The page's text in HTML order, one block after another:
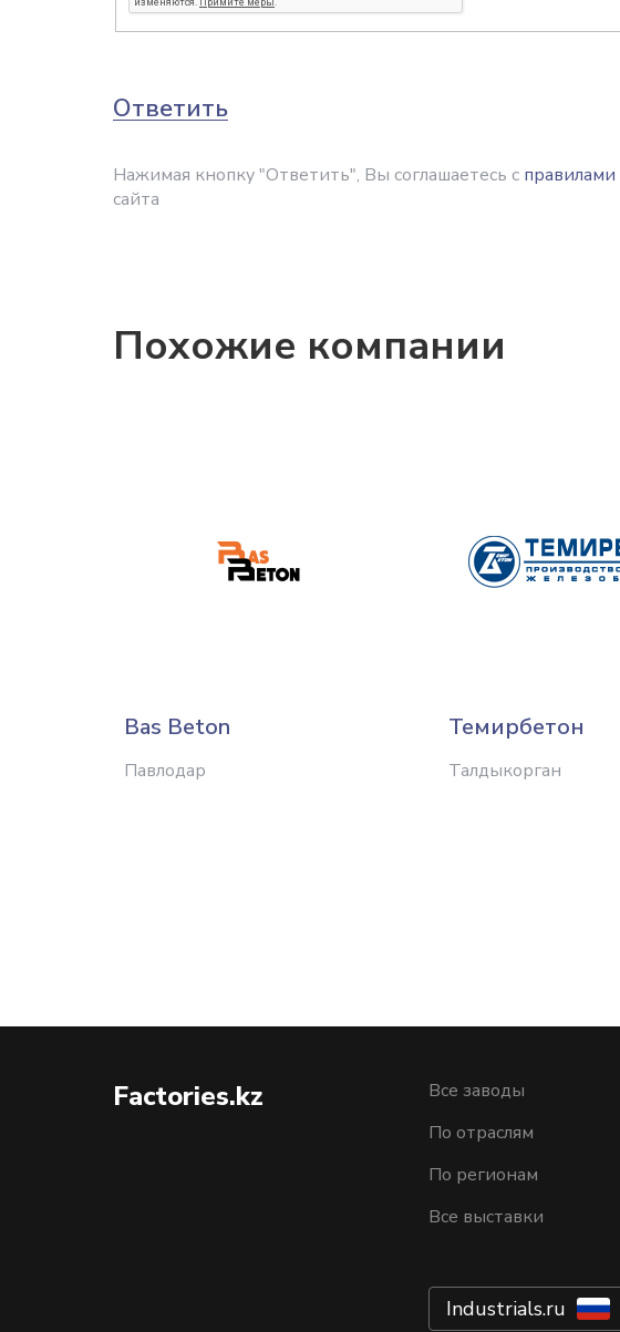
Ответить
Нажимая кнопку "Ответить", Вы соглашаетесь с правилами
сайта
Похожие компании
Bas Beton
Павлодар
Темирбетон
Талдыкорган
Factories.kz
Все заводы
По отраслям
По регионам
Все выставки
Industrials.ru